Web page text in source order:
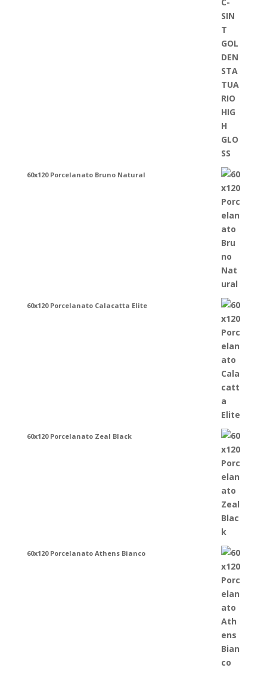
60x120 Porcelanato Bruno Natural
60x120 Porcelanato Calacatta Elite
60x120 Porcelanato Zeal Black
60x120 Porcelanato Athens Bianco